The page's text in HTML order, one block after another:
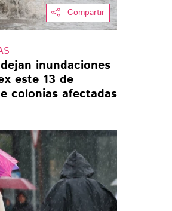
Compartir
inundaciones
este 13 de
de colonias afectadas